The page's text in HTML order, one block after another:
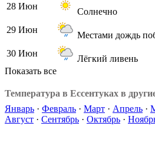
28 Июн
Солнечно
29 Июн
Местами дождь
30 Июн
Лёгкий ливень
Показать все
Температура в Ессентуках в
Январь · Февраль · Март · Апрель ·
Август · Сентябрь · Октябрь ·